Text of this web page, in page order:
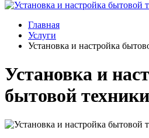
Главная
Услуги
Установка и настройка
Установка и
бытовой техники